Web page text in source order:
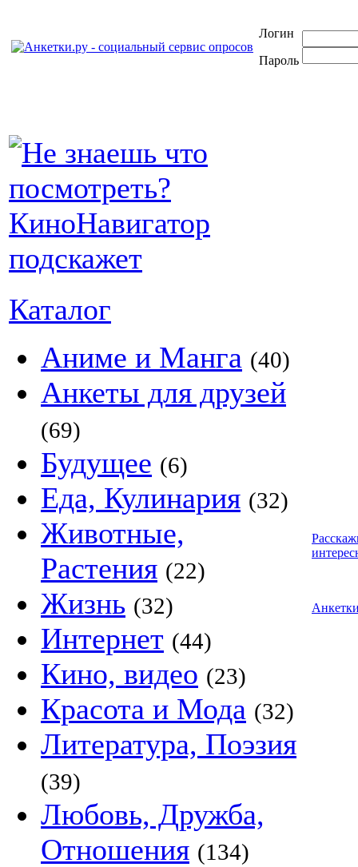
Логин
Пароль
Каталог
Аниме и Манга (40)
Анкеты для друзей
(69)
Будущее (6)
Еда, Кулинария (32)
Животные,
Растения (22)
Жизнь (32)
Интернет (44)
Кино, видео (23)
Красота и Мода (32)
Литература, Поэзия
(39)
Любовь, Дружба,
Отношения (134)